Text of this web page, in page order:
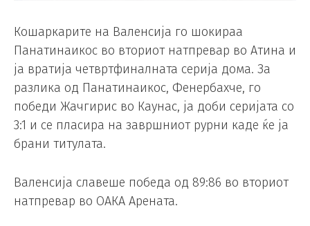
Кошаркарите на Валенсија го шокираа
Панатинаикос во вториот натпревар во Атина и
ја вратија четвртфиналната серија дома. За
разлика од Панатинаикос, Фенербахче, го
победи Жачгирис во Каунас, ја доби серијата со
3:1 и се пласира на завршниот рурни каде ќе ја
брани титулата.
Валенсија славеше победа од 89:86 во вториот
натпревар во ОАКА Арената.